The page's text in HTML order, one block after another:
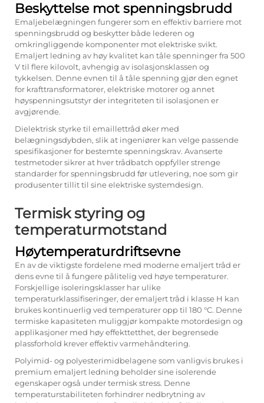
Beskyttelse mot spenningsbrudd
Emaljebelægningen fungerer som en effektiv barriere mot
spenningsbrudd og beskytter både lederen og
omkringliggende komponenter mot elektriske svikt.
Emaljert ledning av høy kvalitet kan tåle spenninger fra 500
V til flere kilovolt, avhengig av isolasjonsklassen og
tykkelsen. Denne evnen til å tåle spenning gjør den egnet
for krafttransformatorer, elektriske motorer og annet
høyspenningsutstyr der integriteten til isolasjonen er
avgjørende.
Dielektrisk styrke til emaillettråd øker med
belægningsdybden, slik at ingeniører kan velge passende
spesifikasjoner for bestemte spenningskrav. Avanserte
testmetoder sikrer at hver trådbatch oppfyller strenge
standarder for spenningsbrudd før utlevering, noe som gir
produsenter tillit til sine elektriske systemdesign.
Termisk styring og
temperaturmotstand
Høytemperaturdriftsevne
En av de viktigste fordelene med moderne emaljert tråd er
dens evne til å fungere pålitelig ved høye temperaturer.
Forskjellige isoleringsklasser har ulike
temperaturklassifiseringer, der emaljert tråd i klasse H kan
brukes kontinuerlig ved temperaturer opp til 180 °C. Denne
termiske kapasiteten muliggjør kompakte motordesign og
applikasjoner med høy effekttetthet, der begrensede
plassforhold krever effektiv varmehåndtering.
Polyimid- og polyesterimidbelagene som vanligvis brukes i
premium emaljert ledning beholder sine isolerende
egenskaper også under termisk stress. Denne
temperaturstabiliteten forhindrer nedbrytning av